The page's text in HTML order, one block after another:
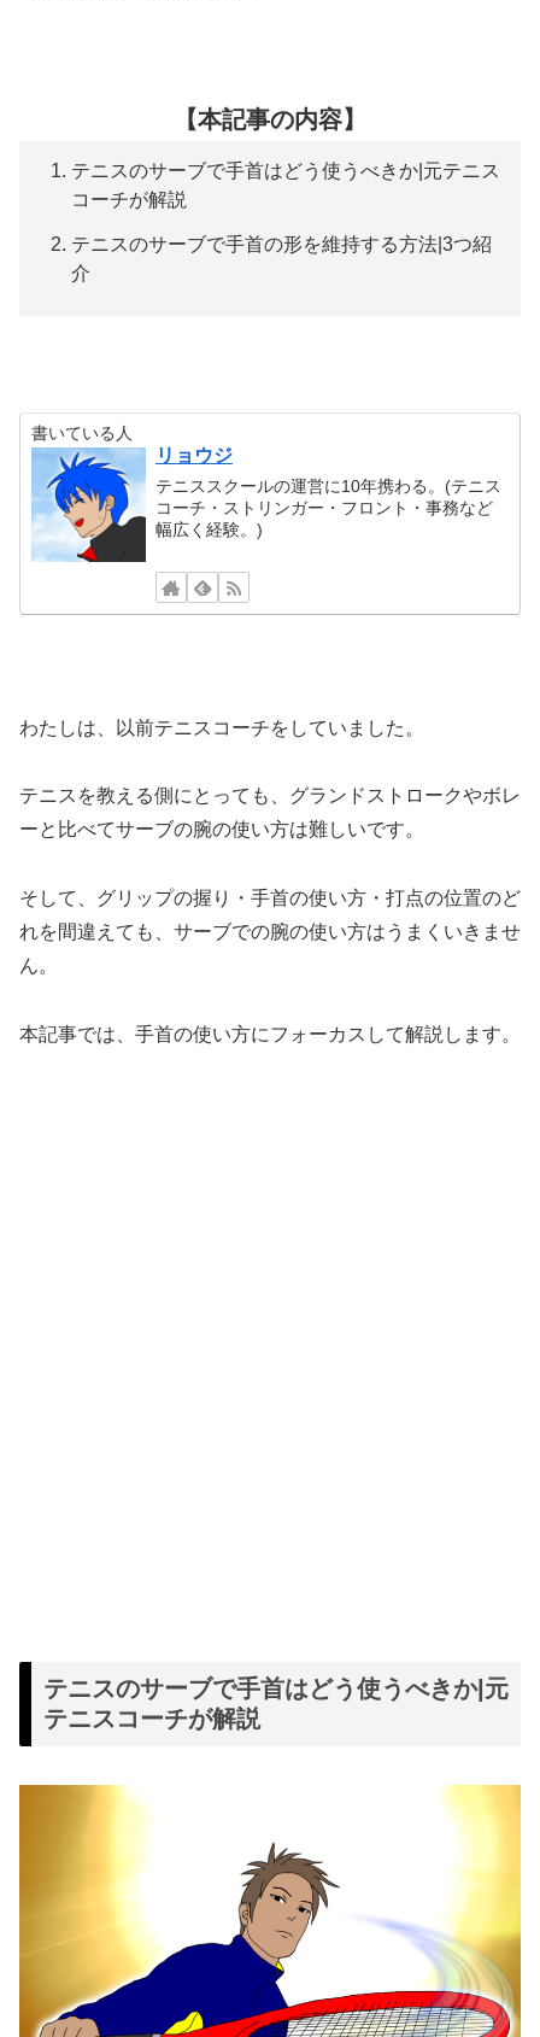
【本記事の内容】
テニスのサーブで手首はどう使うべきか|元テニス
コーチが解説
テニスのサーブで手首の形を維持する方法|3つ紹
介
書いている人
リョウジ
テニススクールの運営に10年携わる。(テニス
コーチ・ストリンガー・フロント・事務など
幅広く経験。)
わたしは、以前テニスコーチをしていました。
テニスを教える側にとっても、グランドストロークやボレ
ーと比べてサーブの腕の使い方は難しいです。
そして、グリップの握り・手首の使い方・打点の位置のど
れを間違えても、サーブでの腕の使い方はうまくいきませ
ん。
本記事では、手首の使い方にフォーカスして解説します。
テニスのサーブで手首はどう使うべきか|元
テニスコーチが解説